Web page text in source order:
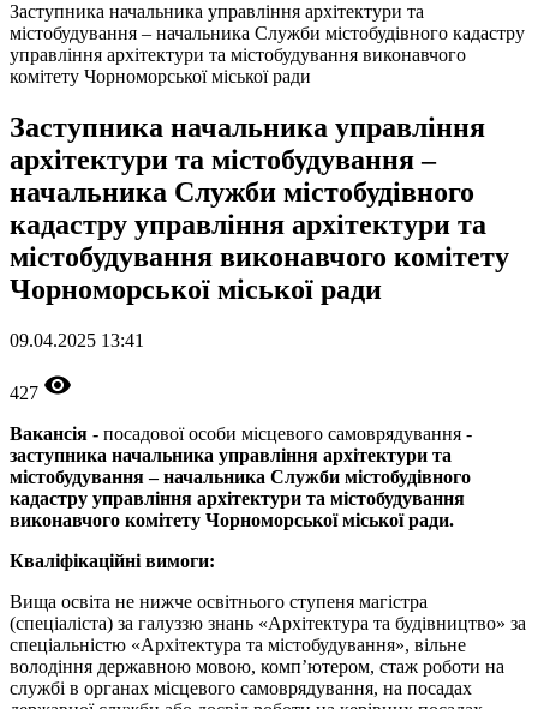
Заступника начальника управління архітектури та
містобудування – начальника Служби містобудівного кадастру
управління архітектури та містобудування виконавчого
комітету Чорноморської міської ради
Заступника начальника управління
архітектури та містобудування –
начальника Служби містобудівного
кадастру управління архітектури та
містобудування виконавчого комітету
Чорноморської міської ради
09.04.2025 13:41
427
Вакансія - посадової особи місцевого самоврядування -
заступника начальника управління архітектури та
містобудування – начальника Служби містобудівного
кадастру управління архітектури та містобудування
виконавчого комітету Чорноморської міської ради.
Кваліфікаційні вимоги:
Вища освіта не нижче освітнього ступеня магістра
(спеціаліста) за галуззю знань «Архітектура та будівництво» за
спеціальністю «Архітектура та містобудування», вільне
володіння державною мовою, комп’ютером, стаж роботи на
службі в органах місцевого самоврядування, на посадах